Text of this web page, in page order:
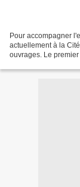
Pour accompagner
actuellement à la
ouvrages. Le premier